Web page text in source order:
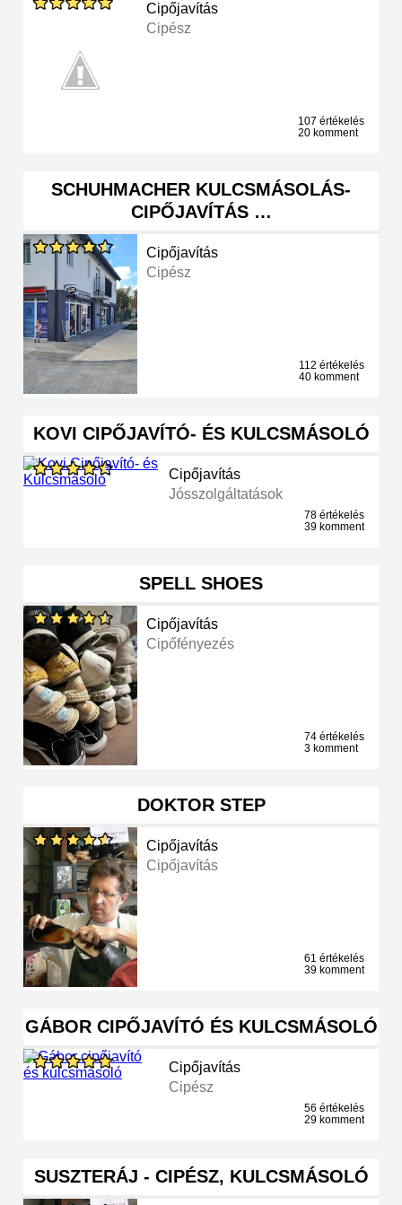
Cipőjavítás
Cipész
107 értékelés
20 komment
SCHUHMACHER KULCSMÁSOLÁS-
CIPŐJAVÍTÁS …
Cipőjavítás
Cipész
112 értékelés
40 komment
KOVI CIPŐJAVÍTÓ- ÉS KULCSMÁSOLÓ
Cipőjavítás
Jósszolgáltatások
78 értékelés
39 komment
SPELL SHOES
Cipőjavítás
Cipőfényezés
74 értékelés
3 komment
DOKTOR STEP
Cipőjavítás
Cipőjavítás
61 értékelés
39 komment
GÁBOR CIPŐJAVÍTÓ ÉS KULCSMÁSOLÓ
Cipőjavítás
Cipész
56 értékelés
29 komment
SUSZTERÁJ - CIPÉSZ, KULCSMÁSOLÓ